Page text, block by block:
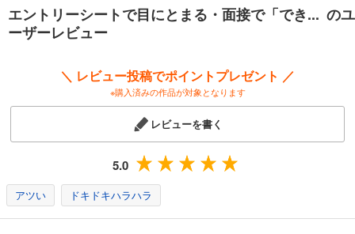
（4）情報サービス業界（リクルートvs.ベネッセ）
（5）印刷業界（大日本印刷vs.凸版印刷）
（6）食品業界（キユーピーvs.カゴメ）
「まえがき」より
■内定をもらえる学生は何が違うのか
「内定をもらえる学生」と「内定をもらえない学生」の違いは、就職活
動を受験勉強の延長線上で捉えてしまうか否かだと感じています。大学
入試でも資格試験でも一緒ですが、受験勉強というのは明確な答えがあ
り、その答えをいかに効率的に覚えるかが勝負になります。そのため、
「内定をもらえない学生」はマニュアル本や就活サイトなどを見なが
ら、模範的な学生を演じることに一生懸命になります。
しかしながら、就職活動と資格試験では、面接に対するアプローチの方
法が変わってきます。資格試験の面接のように正しい答えを言えば合格
エントリーシートで目にとまる・面接で「でき... のユ
ーザーレビュー
＼ レビュー投稿でポイントプレゼント ／
※購入済みの作品が対象となります
レビューを書く
5.0
アツい ドキドキハラハラ